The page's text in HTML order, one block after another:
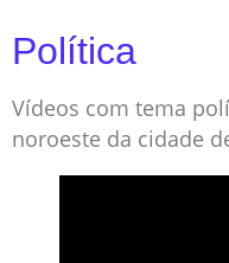
Política
Vídeos com tema
noroeste da cidade